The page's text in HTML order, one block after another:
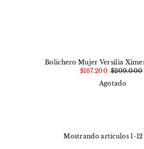
Bolichero Mujer Versilia
$167.200 $209.000
Agotado
Mostrando artículos 1-12